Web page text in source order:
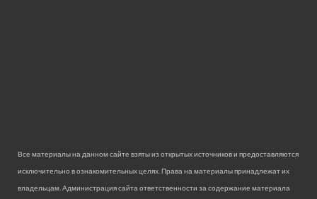
Все материалы на данном сайте взяты из открытых источников и предоставляются
исключительно в ознакомительных целях. Права на материалы принадлежат их
владельцам. Администрация сайта ответственности за содержание материала